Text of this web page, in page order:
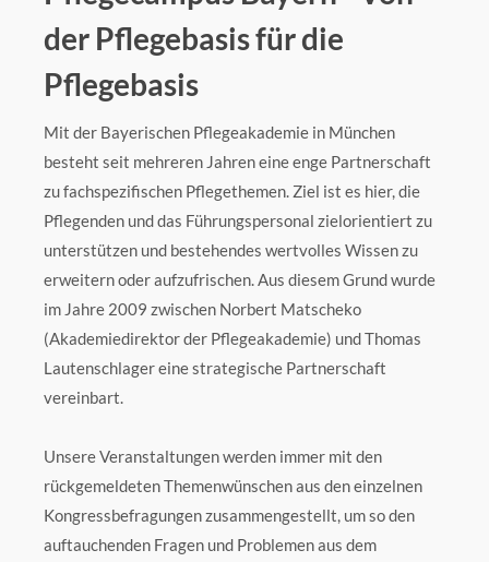
der Pflegebasis für die
Pflegebasis
Mit der Bayerischen Pflegeakademie in München
besteht seit mehreren Jahren eine enge Partnerschaft
zu fachspezifischen Pflegethemen. Ziel ist es hier, die
Pflegenden und das Führungspersonal zielorientiert zu
unterstützen und bestehendes wertvolles Wissen zu
erweitern oder aufzufrischen. Aus diesem Grund wurde
im Jahre 2009 zwischen Norbert Matscheko
(Akademiedirektor der Pflegeakademie) und Thomas
Lautenschlager eine strategische Partnerschaft
vereinbart.
Unsere Veranstaltungen werden immer mit den
rückgemeldeten Themenwünschen aus den einzelnen
Kongressbefragungen zusammengestellt, um so den
auftauchenden Fragen und Problemen aus dem